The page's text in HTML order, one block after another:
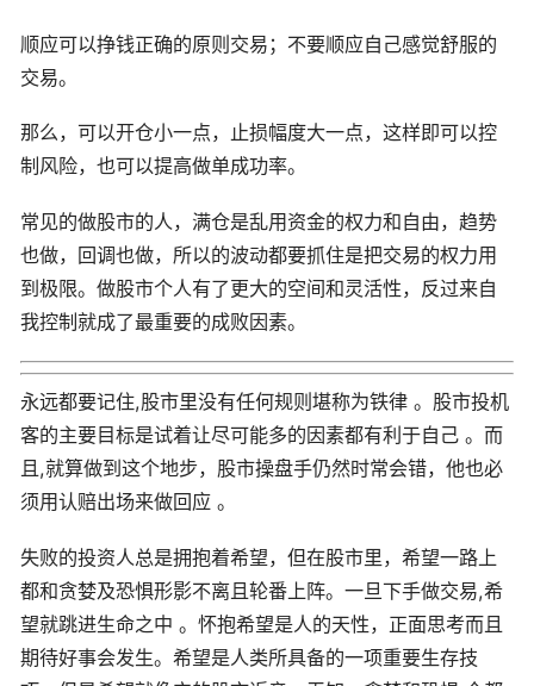
顺应可以挣钱正确的原则交易；不要顺应自己感觉舒服的
交易。
那么，可以开仓小一点，止损幅度大一点，这样即可以控
制风险，也可以提高做单成功率。
常见的做股市的人，满仓是乱用资金的权力和自由，趋势
也做，回调也做，所以的波动都要抓住是把交易的权力用
到极限。做股市个人有了更大的空间和灵活性，反过来自
我控制就成了最重要的成败因素。
永远都要记住,股市里没有任何规则堪称为铁律 。股市投机
客的主要目标是试着让尽可能多的因素都有利于自己 。而
且,就算做到这个地步，股市操盘手仍然时常会错，他也必
须用认赔出场来做回应 。
失败的投资人总是拥抱着希望，但在股市里，希望一路上
都和贪婪及恐惧形影不离且轮番上阵。一旦下手做交易,希
望就跳进生命之中 。怀抱希望是人的天性，正面思考而且
期待好事会发生。希望是人类所具备的一项重要生存技